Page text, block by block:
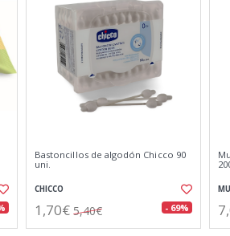
Bastoncillos de algodón Chicco 90
uni.
CHICCO
1,70€ 5,40€ - 69%